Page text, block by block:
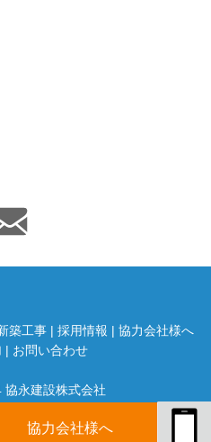
協力会社様へ
築工事 | 採用情報 | 協力会社様へ
| お問い合わせ
永建設株式会社